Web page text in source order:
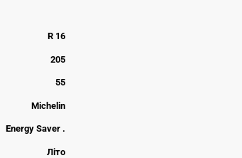
R 16
205
55
Michelin
Energy Saver .
Літо